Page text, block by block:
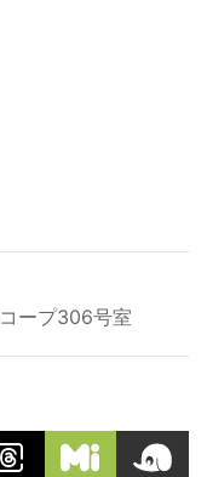
ープ306号室